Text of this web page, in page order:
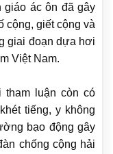
giáo ác ôn đã gây
cộng, giết cộng và
giai đoạn dựa hơi
Việt Nam.
tham luận còn có
tiếng, y không
bạo động gây
chống cộng hải